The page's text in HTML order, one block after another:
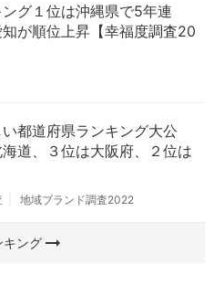
グ１位は沖縄県で5年連
が順位上昇【幸福度調査20
都道府県ランキング大公
道、３位は大阪府、２位は
地域ブランド調査2022
キングarrow_right_alt